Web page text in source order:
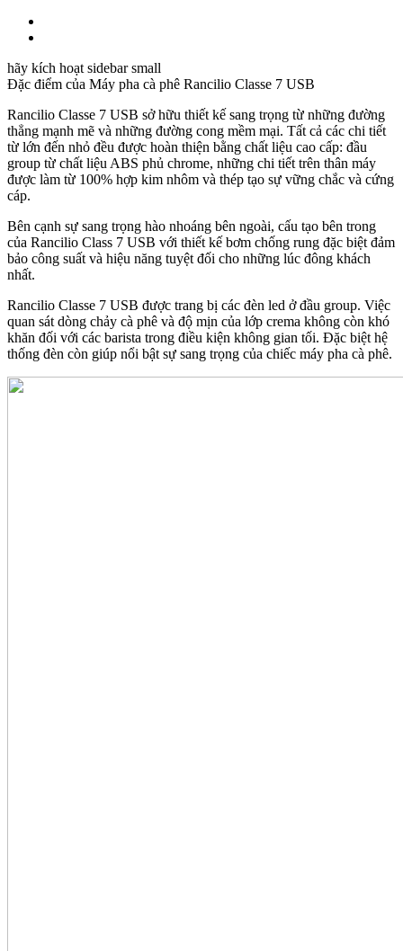
hãy kích hoạt sidebar small
Đặc điểm của Máy pha cà phê Rancilio Classe 7 USB
Rancilio Classe 7 USB sở hữu thiết kế sang trọng từ những đường
thẳng mạnh mẽ và những đường cong mềm mại. Tất cả các chi tiết
từ lớn đến nhỏ đều được hoàn thiện bằng chất liệu cao cấp: đầu
group từ chất liệu ABS phủ chrome, những chi tiết trên thân máy
được làm từ 100% hợp kim nhôm và thép tạo sự vững chắc và cứng
cáp.
Bên cạnh sự sang trọng hào nhoáng bên ngoài, cấu tạo bên trong
của Rancilio Class 7 USB với thiết kế bơm chống rung đặc biệt đảm
bảo công suất và hiệu năng tuyệt đối cho những lúc đông khách
nhất.
Rancilio Classe 7 USB được trang bị các đèn led ở đầu group. Việc
quan sát dòng chảy cà phê và độ mịn của lớp crema không còn khó
khăn đối với các barista trong điều kiện không gian tối. Đặc biệt hệ
thống đèn còn giúp nổi bật sự sang trọng của chiếc máy pha cà phê.